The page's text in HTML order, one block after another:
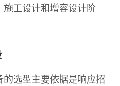
工设计和增容设计阶
选型主要依据是响应招